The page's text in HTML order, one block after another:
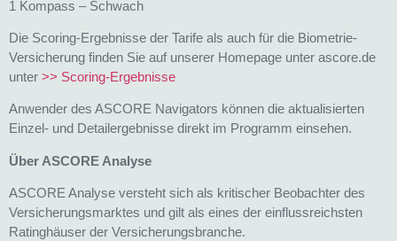
1 Kompass – Schwach
Die Scoring-Ergebnisse der Tarife als auch für die Biometrie-
Versicherung finden Sie auf unserer Homepage unter ascore.de
unter >> Scoring-Ergebnisse
Anwender des ASCORE Navigators können die aktualisierten
Einzel- und Detailergebnisse direkt im Programm einsehen.
Über ASCORE Analyse
ASCORE Analyse versteht sich als kritischer Beobachter des
Versicherungsmarktes und gilt als eines der einflussreichsten
Ratinghäuser der Versicherungsbranche.